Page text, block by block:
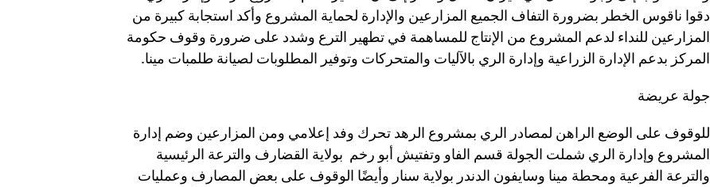
دقوا ناقوس الخطر بضرورة التفاف الجميع المزارعين والإدارة لحماية المشروع وأكد استجابة كبيرة من
المزارعين للنداء لدعم المشروع من الإنتاج للمساهمة في تطهير الترع وشدد على ضرورة وقوف حكومة
المركز بدعم الإدارة الزراعية وإدارة الري بالآليات والمتحركات وتوفير المطلوبات لصيانة طلمبات مينا.
جولة عريضة
للوقوف على الوضع الراهن لمصادر الري بمشروع الرهد تحرك وفد إعلامي ومن المزارعين وضم إدارة
المشروع وإدارة الري شملت الجولة قسم الفاو وتفتيش أبو رخم بولاية القضارف والترعة الرئيسية
والترعة الفرعية ومحطة مينا وسايفون الدندر بولاية سنار وأيضًا الوقوف على بعض المصارف وعمليات